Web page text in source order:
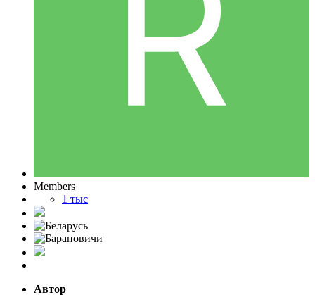
Members
1 тыс
Автор